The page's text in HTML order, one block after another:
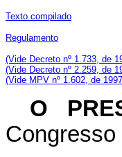
Texto compilado
Regulamento
(Vide Decreto nº 1.733, de
(Vide Decreto nº 2.259, de
(Vide MPV nº 1.602, de
O